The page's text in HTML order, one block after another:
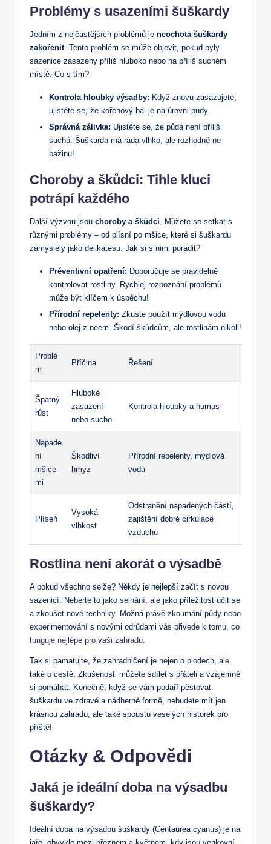
Problémy s usazeními šuškardy
Jedním z nejčastějších problémů je neochota šuškardy
zakořenit. Tento problém se může objevit, pokud byly
sazenice zasazeny příliš hluboko nebo na příliš suchém
místě. Co s tím?
Kontrola hloubky výsadby: Když znovu zasazujete,
ujistěte se, že kořenový bal je na úrovni půdy.
Správná zálivka: Ujistěte se, že půda není příliš
suchá. Šuškarda má ráda vlhko, ale rozhodně ne
bažinu!
Choroby a škůdci: Tihle kluci
potrápí každého
Další výzvou jsou choroby a škůdci. Můžete se setkat s
různými problémy – od plísní po mšice, které si šuškardu
zamyslely jako delikatesu. Jak si s nimi poradit?
Préventivní opatření: Doporučuje se pravidelně
kontrolovat rostliny. Rychlej rozpoznání problémů
může být klíčem k úspěchu!
Přírodní repelenty: Zkuste použít mýdlovou vodu
nebo olej z neem. Škodí škůdcům, ale rostlinám nikoli!
Problé
m
Příčina Řešení
Špatný
růst
Hluboké
zasazení
nebo sucho
Kontrola hloubky a humus
Napade
ní
mšice
mi
Škodliví
hmyz
Přírodní repelenty, mýdlová
voda
Plíseň
Vysoká
vlhkost
Odstranění napadených částí,
zajištění dobré cirkulace
vzduchu
Rostlina není akorát o výsadbě
A pokud všechno selže? Někdy je nejlepší začít s novou
sazenicí. Neberte to jako selhání, ale jako příležitost učit se
a zkoušet nové techniky. Možná právě zkoumání půdy nebo
experimentování s novými odrůdami vás přivede k tomu, co
funguje nejlépe pro vaši zahradu.
Tak si pamatujte, že zahradničení je nejen o plodech, ale
také o cestě. Zkušenosti můžete sdílet s přáteli a vzájemně
si pomáhat. Konečně, když se vám podaří pěstovat
šuškardu ve zdravé a nádherné formě, nebudete mít jen
krásnou zahradu, ale také spoustu veselých historek pro
příště!
Otázky & Odpovědi
Jaká je ideální doba na výsadbu
šuškardy?
Ideální doba na výsadbu šuškardy (Centaurea cyanus) je na